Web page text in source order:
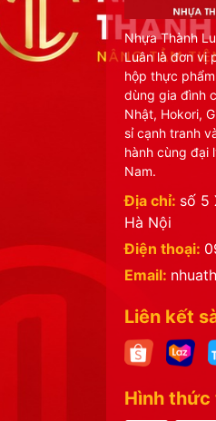
Nhựa Thành
Luân là đơn vị
hộp thực
dùng gia đình
Nhật, Hokori,
sỉ cạnh tranh
hành cùng đại
Nam.
Địa chỉ: số 5
Hà Nội
Điện thoại:
Email:
Liên kết
Hình thức